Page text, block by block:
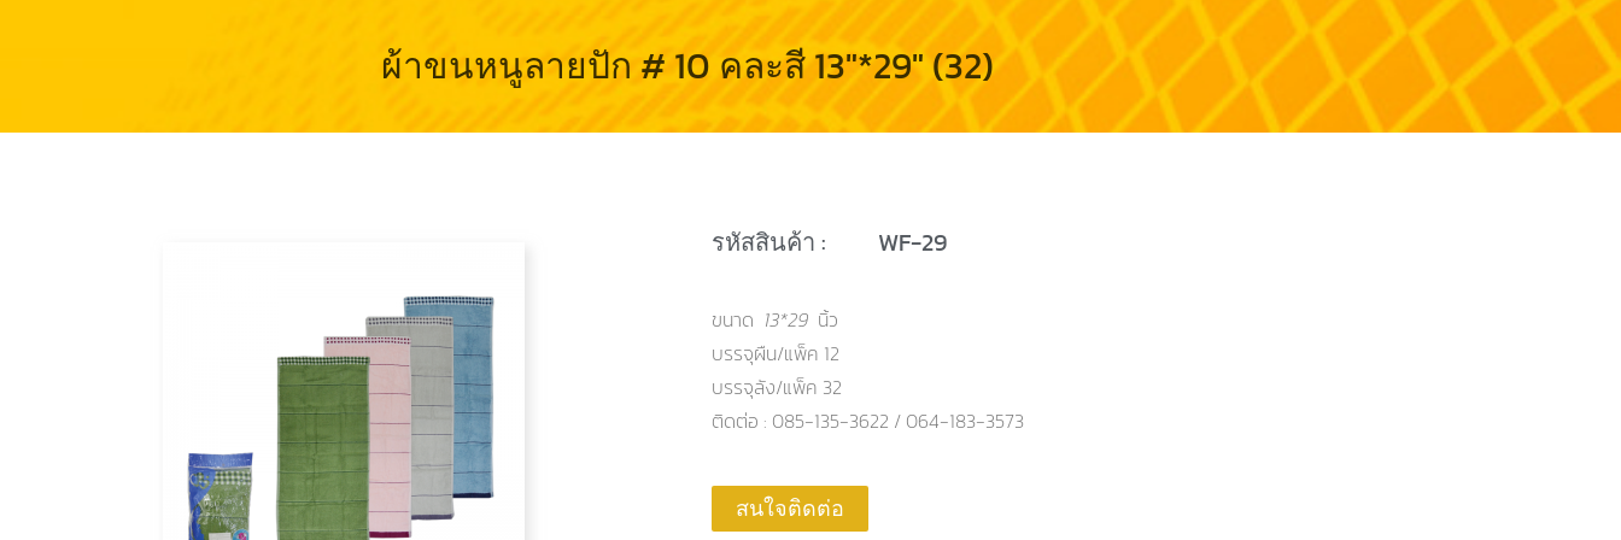
ผ้าขนหนูลายปัก # 10 คละสี 13″*29″ (32)
รหัสสินค้า : WF-29
ขนาด 13*29 นิ้ว
บรรจุผืน/แพ็ค 12
บรรจุลัง/แพ็ค 32
ติดต่อ : 085-135-3622 / 064-183-3573
สนใจติดต่อ